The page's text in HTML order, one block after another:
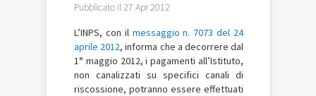
Pubblicato il 27 Apr 2012
L’INPS, con il messaggio n. 7073 del 24
aprile 2012, informa che a decorrere dal
1° maggio 2012, i pagamenti all’Istituto,
non canalizzati su specifici canali di
riscossione, potranno essere effettuati